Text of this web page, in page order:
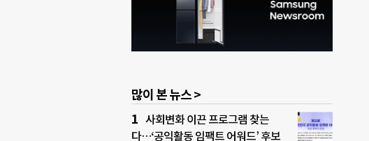
많이 본 뉴스 >
사회변화 이끈 프로그램 찾는
다…‘공익활동 임팩트 어워드’ 후보